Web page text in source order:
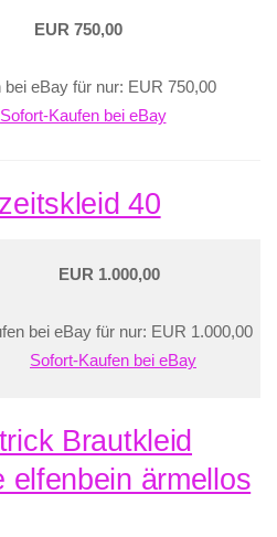
EUR 750,00
bei eBay für nur: EUR 750,00
Sofort-Kaufen bei eBay
40
EUR 1.000,00
bei eBay für nur: EUR 1.000,00
Sofort-Kaufen bei eBay
Brautkleid
elfenbein ärmellos